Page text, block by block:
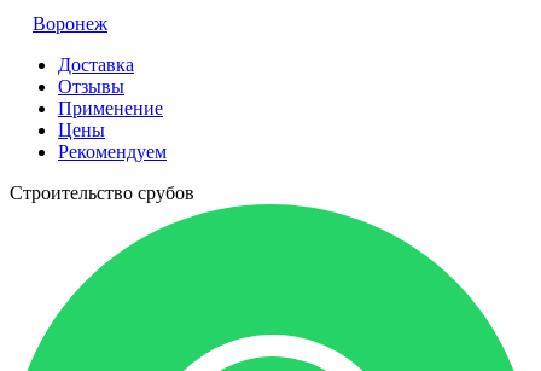
Воронеж
Доставка
Отзывы
Применение
Цены
Рекомендуем
Строительство срубов